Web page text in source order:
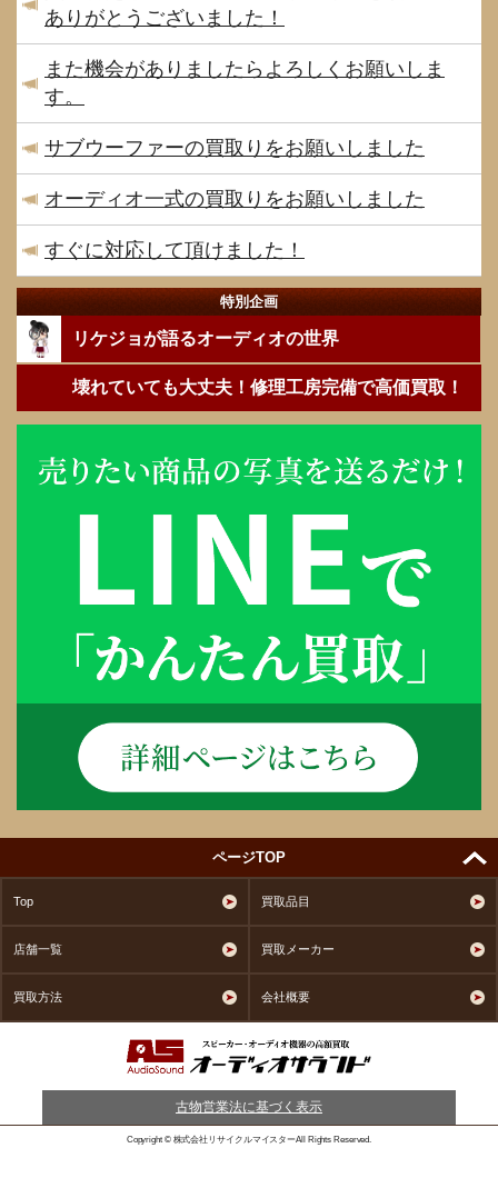
ありがとうございました！
また機会がありましたらよろしくお願いしま
す。
サブウーファーの買取りをお願いしました
オーディオ一式の買取りをお願いしました
すぐに対応して頂けました！
特別企画
リケジョが語るオーディオの世界
壊れていても大丈夫！修理工房完備で高価買取！
ページTOP
Top 買取品目
店舗一覧 買取メーカー
買取方法 会社概要
古物営業法に基づく表示
Copyright © 株式会社リサイクルマイスターAll Rights Reserved.